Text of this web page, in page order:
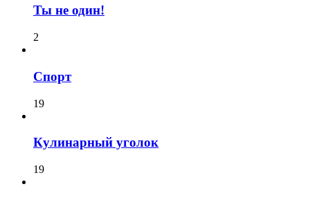
Ты не один!
2
Спорт
19
Кулинарный уголок
19